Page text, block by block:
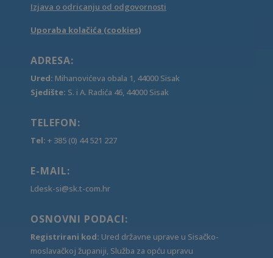
Izjava o odricanju od odgovornosti
Uporaba kolačića (cookies)
ADRESA:
Ured: Mihanovićeva obala 1, 44000 Sisak
Sjedište: S. i A. Radića 46, 44000 Sisak
TELEFON:
Tel: + 385 (0) 44 521 227
E-MAIL:
Ldesk-si@sk.t-com.hr
OSNOVNI PODACI:
Registrirani kod: Ured državne uprave u Sisačko-
moslavačkoj županiji, Služba za opću upravu